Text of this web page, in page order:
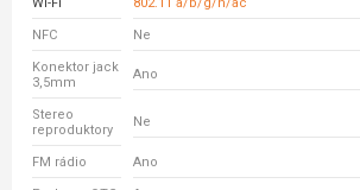
NFC Ne
Konektor jack
3,5mm
Ano
Stereo
reproduktory
Ne
FM rádio Ano